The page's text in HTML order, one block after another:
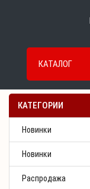
КАТАЛОГ
КАТЕГОРИИ
Новинки
Новинки
Распродажа